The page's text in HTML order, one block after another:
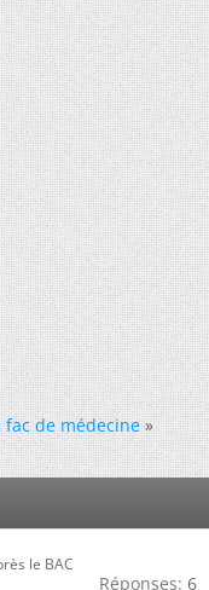
de médecine »
le BAC
Réponses: 6